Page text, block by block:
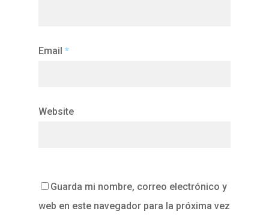
Email *
Website
Guarda mi nombre, correo electrónico y
web en este navegador para la próxima vez